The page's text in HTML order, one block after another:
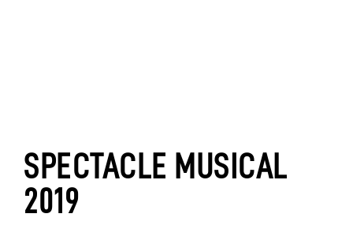
SPECTACLE MUSICAL
2019